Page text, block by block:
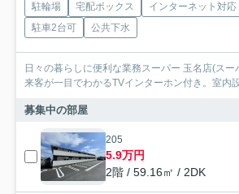
駐輪場 宅配ボックス インターネット対応
駐車2台可
公共下水
日々の暮らしに便利な業務スーパー 玉名店(スー
来客が一目でわかるTVインターホン付き。室内
募集中の部屋
205
5.9万円
2階 / 59.16㎡ / 2DK